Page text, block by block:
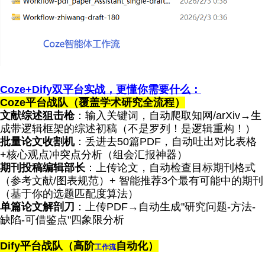
Coze+Dify双平台实战 ，更懂你需要什么：
Coze平台战队（覆盖学术研究全流程）
文献综述狙击枪：输入关键词，自动爬取知网/arXiv→生
成带逻辑框架的综述初稿（不是罗列！是逻辑重构！）
批量论文收割机：丢进去50篇PDF，自动吐出对比表格
+核心观点冲突点分析（组会汇报神器）
期刊投稿编辑部长 ：上传论文，自动检查目标期刊格式
（参考文献/图表规范）+ 智能推荐3个最有可能中的期刊
（基于你的选题匹配度算法）
单篇论文解剖刀 ：上传PDF→自动生成"研究问题-方法-
缺陷-可借鉴点"四象限分析
Dify平台战队（高阶工作流自动化）